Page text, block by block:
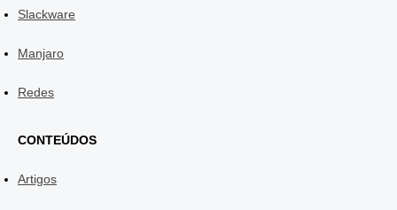
Slackware
Manjaro
Redes
CONTEÚDOS
Artigos